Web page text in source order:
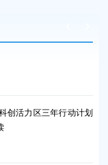
创活力区三年行动计划